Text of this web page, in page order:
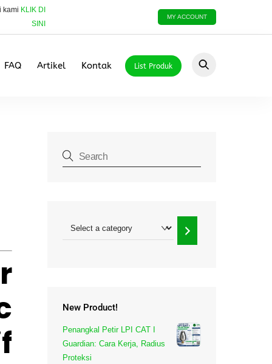
kami KLIK DI
SINI
MY ACCOUNT
FAQ Artikel Kontak List Produk
Select
New Product!
Penangkal Petir LPI CAT I
Guardian: Cara Kerja, Radius
Proteksi